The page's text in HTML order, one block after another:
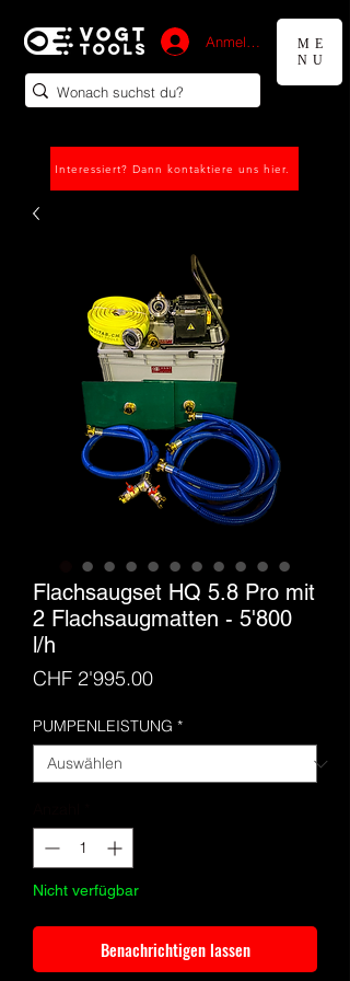
Anmelden
ME
NU
Interessiert? Dann kontaktiere uns hier.
Flachsaugset HQ 5.8 Pro mit
2 Flachsaugmatten - 5'800
l/h
CHF 2'995.00Preis
PUMPENLEISTUNG *
Nicht verfügbar
Benachrichtigen lassen